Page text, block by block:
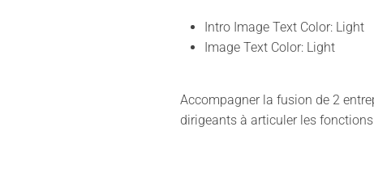
Intro Image Text Color: Light
Image Text Color: Light
Accompagner la fusion de 2
dirigeants à articuler les